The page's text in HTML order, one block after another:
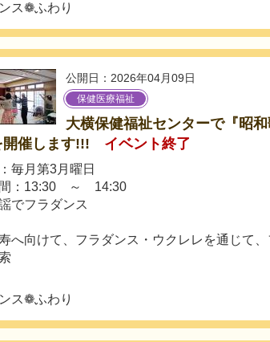
ス❁ふわり
公開日：2026年04月09日
保健医療福祉
大横保健福祉センターで『昭
開催します!!!
イベント終了
毎月第3月曜日
間：13:30 ～ 14:30
でフラダンス
へ向けて、フラダンス・ウクレレを通じて
ス❁ふわり